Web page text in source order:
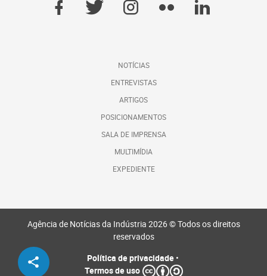
NOTÍCIAS
ENTREVISTAS
ARTIGOS
POSICIONAMENTOS
SALA DE IMPRENSA
MULTIMÍDIA
EXPEDIENTE
Agência de Notícias da Indústria 2026 © Todos os direitos
reservados
Política de privacidade•
Termos de uso